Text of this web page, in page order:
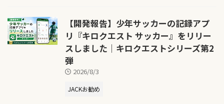
【開発報告】少年サッカーの記録アプ
リ『キロクエスト サッカー』をリリー
スしました｜キロクエストシリーズ第2
弾
2026/8/3
JACKお勧め